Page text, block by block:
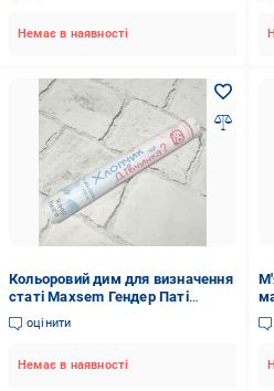
Немає в наявності
Кольоровий дим для визначення
статі Maxsem Гендер Паті
Дівчинка 60 сек Рожевий (064)
оцінити
Немає в наявності